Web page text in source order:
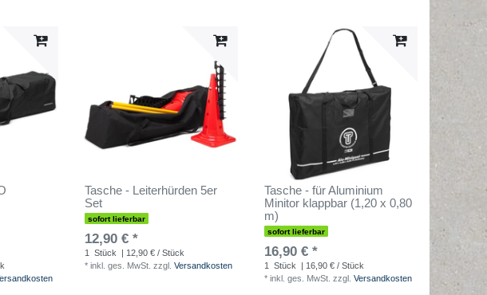
Tasche - Leiterhürden 5er
Set
sofort lieferbar
12,90 € *
1 Stück
| 12,90 € / Stück
* inkl. ges. MwSt. zzgl. Versandkosten
Tasche - für Aluminium
Minitor klappbar (1,20 x 0,80
m)
sofort lieferbar
16,90 € *
1 Stück
| 16,90 € / Stück
* inkl. ges. MwSt. zzgl. Versandkosten